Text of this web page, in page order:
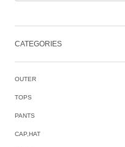
CATEGORIES
OUTER
TOPS
PANTS
CAP,HAT